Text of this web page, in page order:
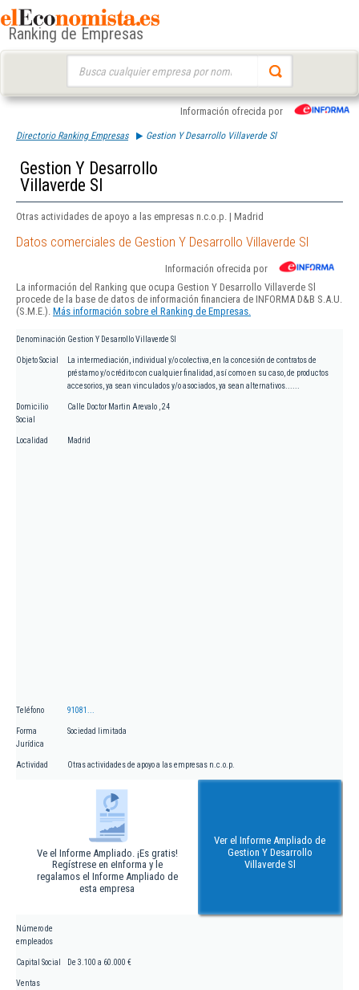
Ranking de Empresas
Información ofrecida por
Directorio Ranking Empresas Gestion Y Desarrollo Villaverde Sl
Gestion Y Desarrollo
Villaverde Sl
Otras actividades de apoyo a las empresas n.c.o.p. | Madrid
Datos comerciales de Gestion Y Desarrollo Villaverde Sl
Información ofrecida por
La información del Ranking que ocupa Gestion Y Desarrollo Villaverde Sl
procede de la base de datos de información financiera de INFORMA D&B S.A.U.
(S.M.E.). Más información sobre el Ranking de Empresas.
Denominación Gestion Y Desarrollo Villaverde Sl
Objeto Social
La intermediación, individual y/o colectiva, en la concesión de contratos de
préstamo y/o crédito con cualquier finalidad, así como en su caso, de productos
accesorios, ya sean vinculados y/o asociados, ya sean alternativos......
Domicilio
Social
Calle Doctor Martin Arevalo , 24
Localidad Madrid
Teléfono 91081...
Forma
Jurídica
Sociedad limitada
Actividad Otras actividades de apoyo a las empresas n.c.o.p.
Ve el Informe Ampliado. ¡Es gratis!
Regístrese en eInforma y le
regalamos el Informe Ampliado de
esta empresa
Ver el Informe Ampliado de
Gestion Y Desarrollo
Villaverde Sl
Número de
empleados
Capital Social De 3.100 a 60.000 €
Ventas